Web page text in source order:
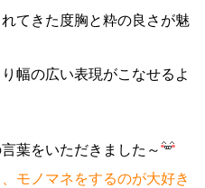
てきた度胸と粋の良さが魅
幅の広い表現がこなせるよ
葉をいただきました～
モノマネをするのが大好き